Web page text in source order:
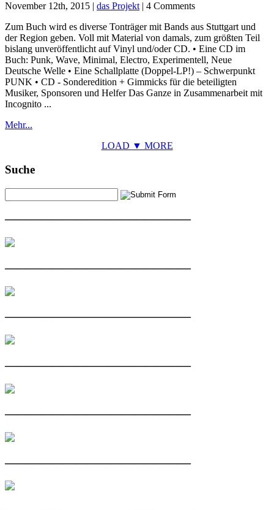
November 12th, 2015 | das Projekt | 4 Comments
Zum Buch wird es diverse Tonträger mit Bands aus Stuttgart und
der Region geben. Voll mit Material von damals, zum größten Teil
bislang unveröffentlicht auf Vinyl und/oder CD. • Eine CD im
Buch: Punk, Wave, Minimal, Electro, Experimentell, Neue
Deutsche Welle • Eine Schallplatte (Doppel-LP!) – Schwerpunkt
PUNK • CD - Sonderedition + Gimmicks für die beteiligten
Musiker, Sponsoren und Helfer Das Ganze in Zusammenarbeit mit
Incognito ...
Mehr...
LOAD ▼ MORE
Suche
————————————————
————————————————
————————————————
————————————————
————————————————
————————————————